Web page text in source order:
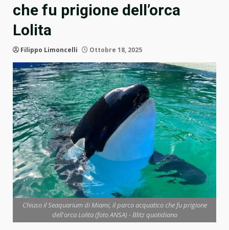
che fu prigione dell’orca
Lolita
Filippo Limoncelli Ottobre 18, 2025
Chiuso il Seaquarium di Miami, il parco acquatico che fu prigione
dell'orca Lolita (foto ANSA) - Blitz quotidiano